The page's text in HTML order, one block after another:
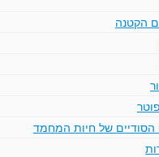
הקטנה
הסודיים של חיות המחמד